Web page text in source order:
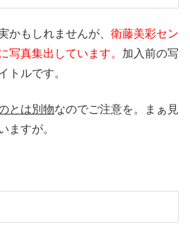
かもしれませんが、 衛藤美彩セン
写真集出しています。 加入前の写
トルです。
とは別物なのでご注意を。まぁ見
ますが。